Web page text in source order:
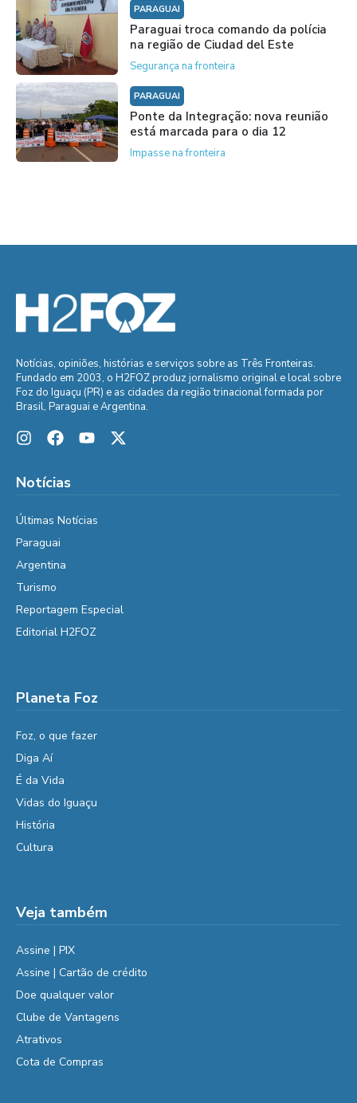
PARAGUAI
Paraguai troca comando da polícia
na região de Ciudad del Este
Segurança na fronteira
PARAGUAI
Ponte da Integração: nova reunião
está marcada para o dia 12
Impasse na fronteira
Notícias, opiniões, histórias e serviços sobre as Três Fronteiras.
Fundado em 2003, o H2FOZ produz jornalismo original e local sobre
Foz do Iguaçu (PR) e as cidades da região trinacional formada por
Brasil, Paraguai e Argentina.
Notícias
Últimas Notícias
Paraguai
Argentina
Turismo
Reportagem Especial
Editorial H2FOZ
Planeta Foz
Foz, o que fazer
Diga Aí
É da Vida
Vidas do Iguaçu
História
Cultura
Veja também
Assine | PIX
Assine | Cartão de crédito
Doe qualquer valor
Clube de Vantagens
Atrativos
Cota de Compras